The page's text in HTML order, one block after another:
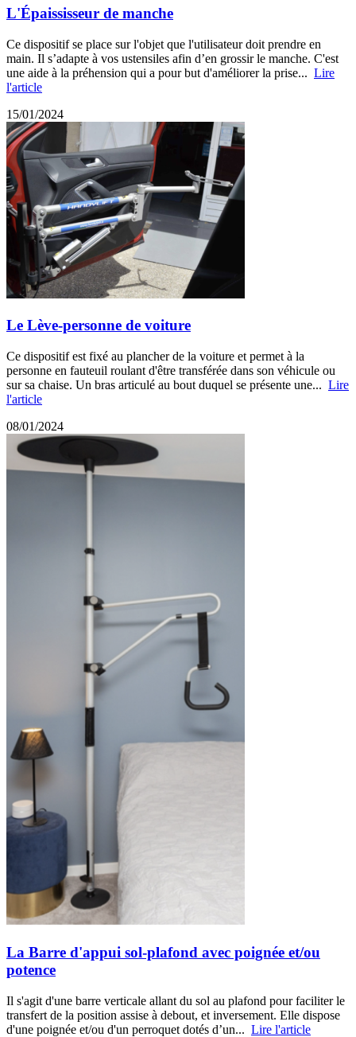
L'Épaississeur de manche
Ce dispositif se place sur l'objet que l'utilisateur doit prendre en
main. Il s’adapte à vos ustensiles afin d’en grossir le manche. C'est
une aide à la préhension qui a pour but d'améliorer la prise... Lire
l'article
15/01/2024
Le Lève-personne de voiture
Ce dispositif est fixé au plancher de la voiture et permet à la
personne en fauteuil roulant d'être transférée dans son véhicule ou
sur sa chaise. Un bras articulé au bout duquel se présente une... Lire
l'article
08/01/2024
La Barre d'appui sol-plafond avec poignée et/ou
potence
Il s'agit d'une barre verticale allant du sol au plafond pour faciliter le
transfert de la position assise à debout, et inversement. Elle dispose
d'une poignée et/ou d'un perroquet dotés d’un... Lire l'article